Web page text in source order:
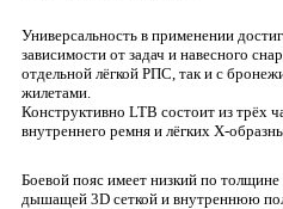
Универсальность в применении
зависимости от задач и навесного
отдельной лёгкой РПС, так и с
жилетами.
Конструктивно LTB состоит из трёх
внутреннего ремня и лёгких Х-
Боевой пояс имеет низкий по
дышащей 3D сеткой и внутреннюю